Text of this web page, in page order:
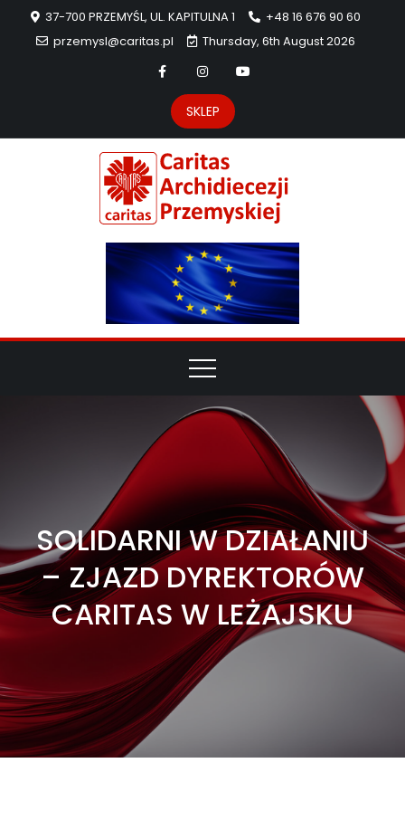
37-700 PRZEMYŚL, UL. KAPITULNA 1
+48 16 676 90 60
przemysl@caritas.pl
Thursday, 6th August 2026
SKLEP
SOLIDARNI W DZIAŁANIU
– ZJAZD DYREKTORÓW
CARITAS W LEŻAJSKU